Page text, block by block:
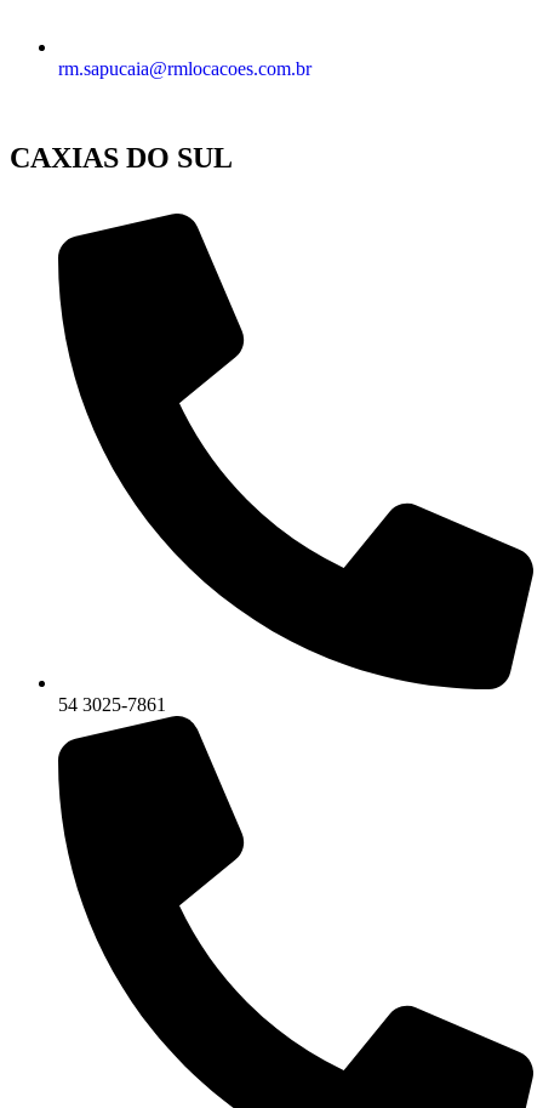
rm.sapucaia@rmlocacoes.com.br
CAXIAS DO SUL
54 3025-7861